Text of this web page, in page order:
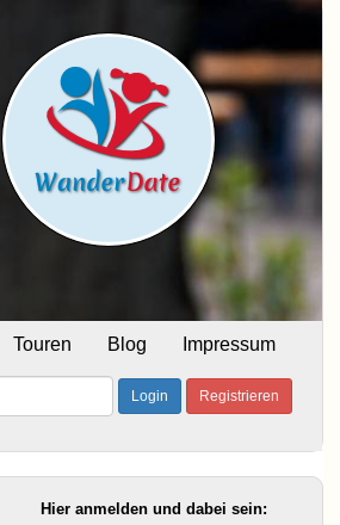
Touren Blog Impressum
Login Registrieren
Hier anmelden und dabei sein: